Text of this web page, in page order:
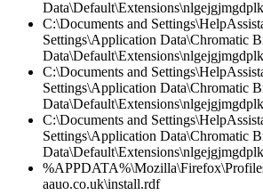
C:\Documents and
Settings\Application Data\Chromatic
C:\Documents and
Settings\Application Data\Chromatic
C:\Documents and
Settings\Application Data\Chromatic
aauo.co.uk\install.rdf